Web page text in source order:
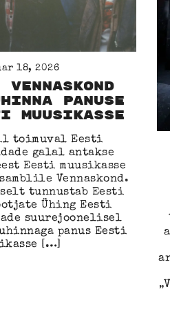
18, 2026
Vennaskond
panuse
muusikasse
toimuval Eesti
galal antakse
Eesti muusikasse
Vennaskond.
tunnustab Eesti
Ühing Eesti
suurejoonelisel
panus Eesti
[…]